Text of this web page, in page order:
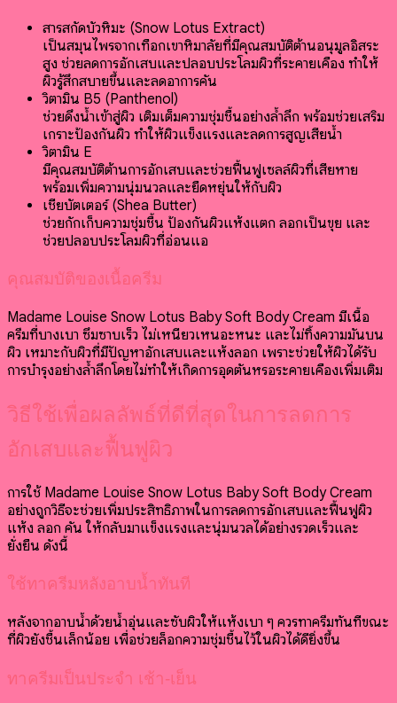
สารสกัดบัวหิมะ (Snow Lotus Extract)
เป็นสมุนไพรจากเทือกเขาหิมาลัยที่มีคุณสมบัติต้านอนุมูลอิสระ
สูง ช่วยลดการอักเสบและปลอบประโลมผิวที่ระคายเคือง ทำให้
ผิวรู้สึกสบายขึ้นและลดอาการคัน
วิตามิน B5 (Panthenol)
ช่วยดึงน้ำเข้าสู่ผิว เติมเต็มความชุ่มชื้นอย่างล้ำลึก พร้อมช่วยเสริม
เกราะป้องกันผิว ทำให้ผิวแข็งแรงและลดการสูญเสียน้ำ
วิตามิน E
มีคุณสมบัติต้านการอักเสบและช่วยฟื้นฟูเซลล์ผิวที่เสียหาย
พร้อมเพิ่มความนุ่มนวลและยืดหยุ่นให้กับผิว
เชียบัตเตอร์ (Shea Butter)
ช่วยกักเก็บความชุ่มชื้น ป้องกันผิวแห้งแตก ลอกเป็นขุย และ
ช่วยปลอบประโลมผิวที่อ่อนแอ
คุณสมบัติของเนื้อครีม
Madame Louise Snow Lotus Baby Soft Body Cream มีเนื้อ
ครีมที่บางเบา ซึมซาบเร็ว ไม่เหนียวเหนอะหนะ และไม่ทิ้งความมันบน
ผิว เหมาะกับผิวที่มีปัญหาอักเสบและแห้งลอก เพราะช่วยให้ผิวได้รับ
การบำรุงอย่างล้ำลึกโดยไม่ทำให้เกิดการอุดตันหรือระคายเคืองเพิ่มเติม
วิธีใช้เพื่อผลลัพธ์ที่ดีที่สุดในการลดการ
อักเสบและฟื้นฟูผิว
การใช้ Madame Louise Snow Lotus Baby Soft Body Cream
อย่างถูกวิธีจะช่วยเพิ่มประสิทธิภาพในการลดการอักเสบและฟื้นฟูผิว
แห้ง ลอก คัน ให้กลับมาแข็งแรงและนุ่มนวลได้อย่างรวดเร็วและ
ยั่งยืน ดังนี้
ใช้ทาครีมหลังอาบน้ำทันที
หลังจากอาบน้ำด้วยน้ำอุ่นและซับผิวให้แห้งเบา ๆ ควรทาครีมทันทีขณะ
ที่ผิวยังชื้นเล็กน้อย เพื่อช่วยล็อกความชุ่มชื้นไว้ในผิวได้ดียิ่งขึ้น
ทาครีมเป็นประจำ เช้า-เย็น